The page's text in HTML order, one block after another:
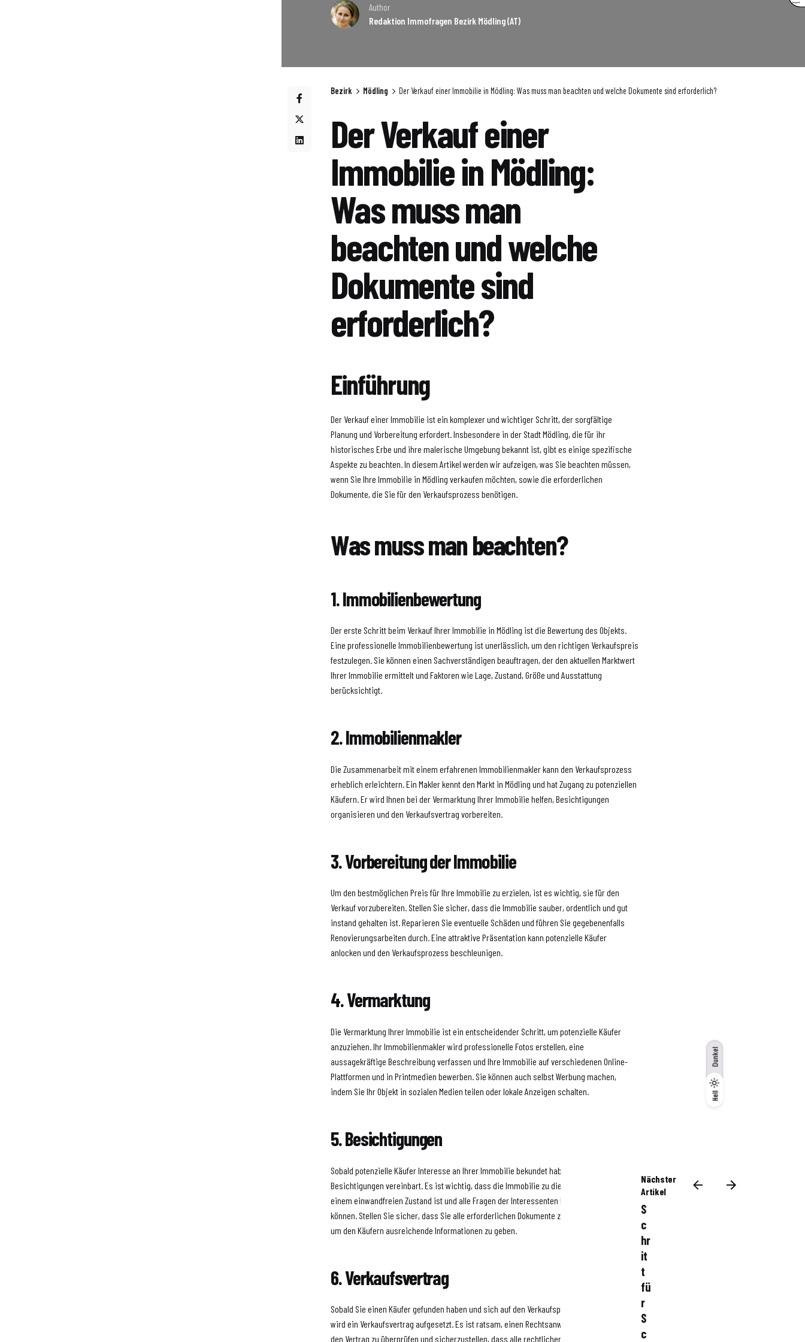
Hell
Dunkel
Hell
Dunkel
Author
Redaktion Immofragen Bezirk Mödling (AT)
Bezirk Mödling Der Verkauf einer Immobilie in Mödling: Was muss man beachten und welche Dokumente sind erforderlich?
Der Verkauf einer
Immobilie in Mödling:
Was muss man
beachten und welche
Dokumente sind
erforderlich?
Einführung
Der Verkauf einer Immobilie ist ein komplexer und wichtiger Schritt, der sorgfältige
Planung und Vorbereitung erfordert. Insbesondere in der Stadt Mödling, die für ihr
historisches Erbe und ihre malerische Umgebung bekannt ist, gibt es einige spezifische
Aspekte zu beachten. In diesem Artikel werden wir aufzeigen, was Sie beachten müssen,
wenn Sie Ihre Immobilie in Mödling verkaufen möchten, sowie die erforderlichen
Dokumente, die Sie für den Verkaufsprozess benötigen.
Was muss man beachten?
1. Immobilienbewertung
Der erste Schritt beim Verkauf Ihrer Immobilie in Mödling ist die Bewertung des Objekts.
Eine professionelle Immobilienbewertung ist unerlässlich, um den richtigen Verkaufspreis
festzulegen. Sie können einen Sachverständigen beauftragen, der den aktuellen Marktwert
Ihrer Immobilie ermittelt und Faktoren wie Lage, Zustand, Größe und Ausstattung
berücksichtigt.
2. Immobilienmakler
Die Zusammenarbeit mit einem erfahrenen Immobilienmakler kann den Verkaufsprozess
erheblich erleichtern. Ein Makler kennt den Markt in Mödling und hat Zugang zu potenziellen
Käufern. Er wird Ihnen bei der Vermarktung Ihrer Immobilie helfen, Besichtigungen
organisieren und den Verkaufsvertrag vorbereiten.
3. Vorbereitung der Immobilie
Um den bestmöglichen Preis für Ihre Immobilie zu erzielen, ist es wichtig, sie für den
Verkauf vorzubereiten. Stellen Sie sicher, dass die Immobilie sauber, ordentlich und gut
instand gehalten ist. Reparieren Sie eventuelle Schäden und führen Sie gegebenenfalls
Renovierungsarbeiten durch. Eine attraktive Präsentation kann potenzielle Käufer
anlocken und den Verkaufsprozess beschleunigen.
4. Vermarktung
Die Vermarktung Ihrer Immobilie ist ein entscheidender Schritt, um potenzielle Käufer
anzuziehen. Ihr Immobilienmakler wird professionelle Fotos erstellen, eine
aussagekräftige Beschreibung verfassen und Ihre Immobilie auf verschiedenen Online-
Plattformen und in Printmedien bewerben. Sie können auch selbst Werbung machen,
indem Sie Ihr Objekt in sozialen Medien teilen oder lokale Anzeigen schalten.
5. Besichtigungen
Sobald potenzielle Käufer Interesse an Ihrer Immobilie bekundet haben, werden
Besichtigungen vereinbart. Es ist wichtig, dass die Immobilie zu diesem Zeitpunkt in
einem einwandfreien Zustand ist und alle Fragen der Interessenten beantwortet werden
können. Stellen Sie sicher, dass Sie alle erforderlichen Dokumente zur Verfügung haben,
um den Käufern ausreichende Informationen zu geben.
6. Verkaufsvertrag
Sobald Sie einen Käufer gefunden haben und sich auf den Verkaufspreis geeinigt haben,
wird ein Verkaufsvertrag aufgesetzt. Es ist ratsam, einen Rechtsanwalt hinzuzuziehen, um
den Vertrag zu überprüfen und sicherzustellen, dass alle rechtlichen Aspekte
Nächster
Artikel
S
c
hr
it
t
fü
r
S
c